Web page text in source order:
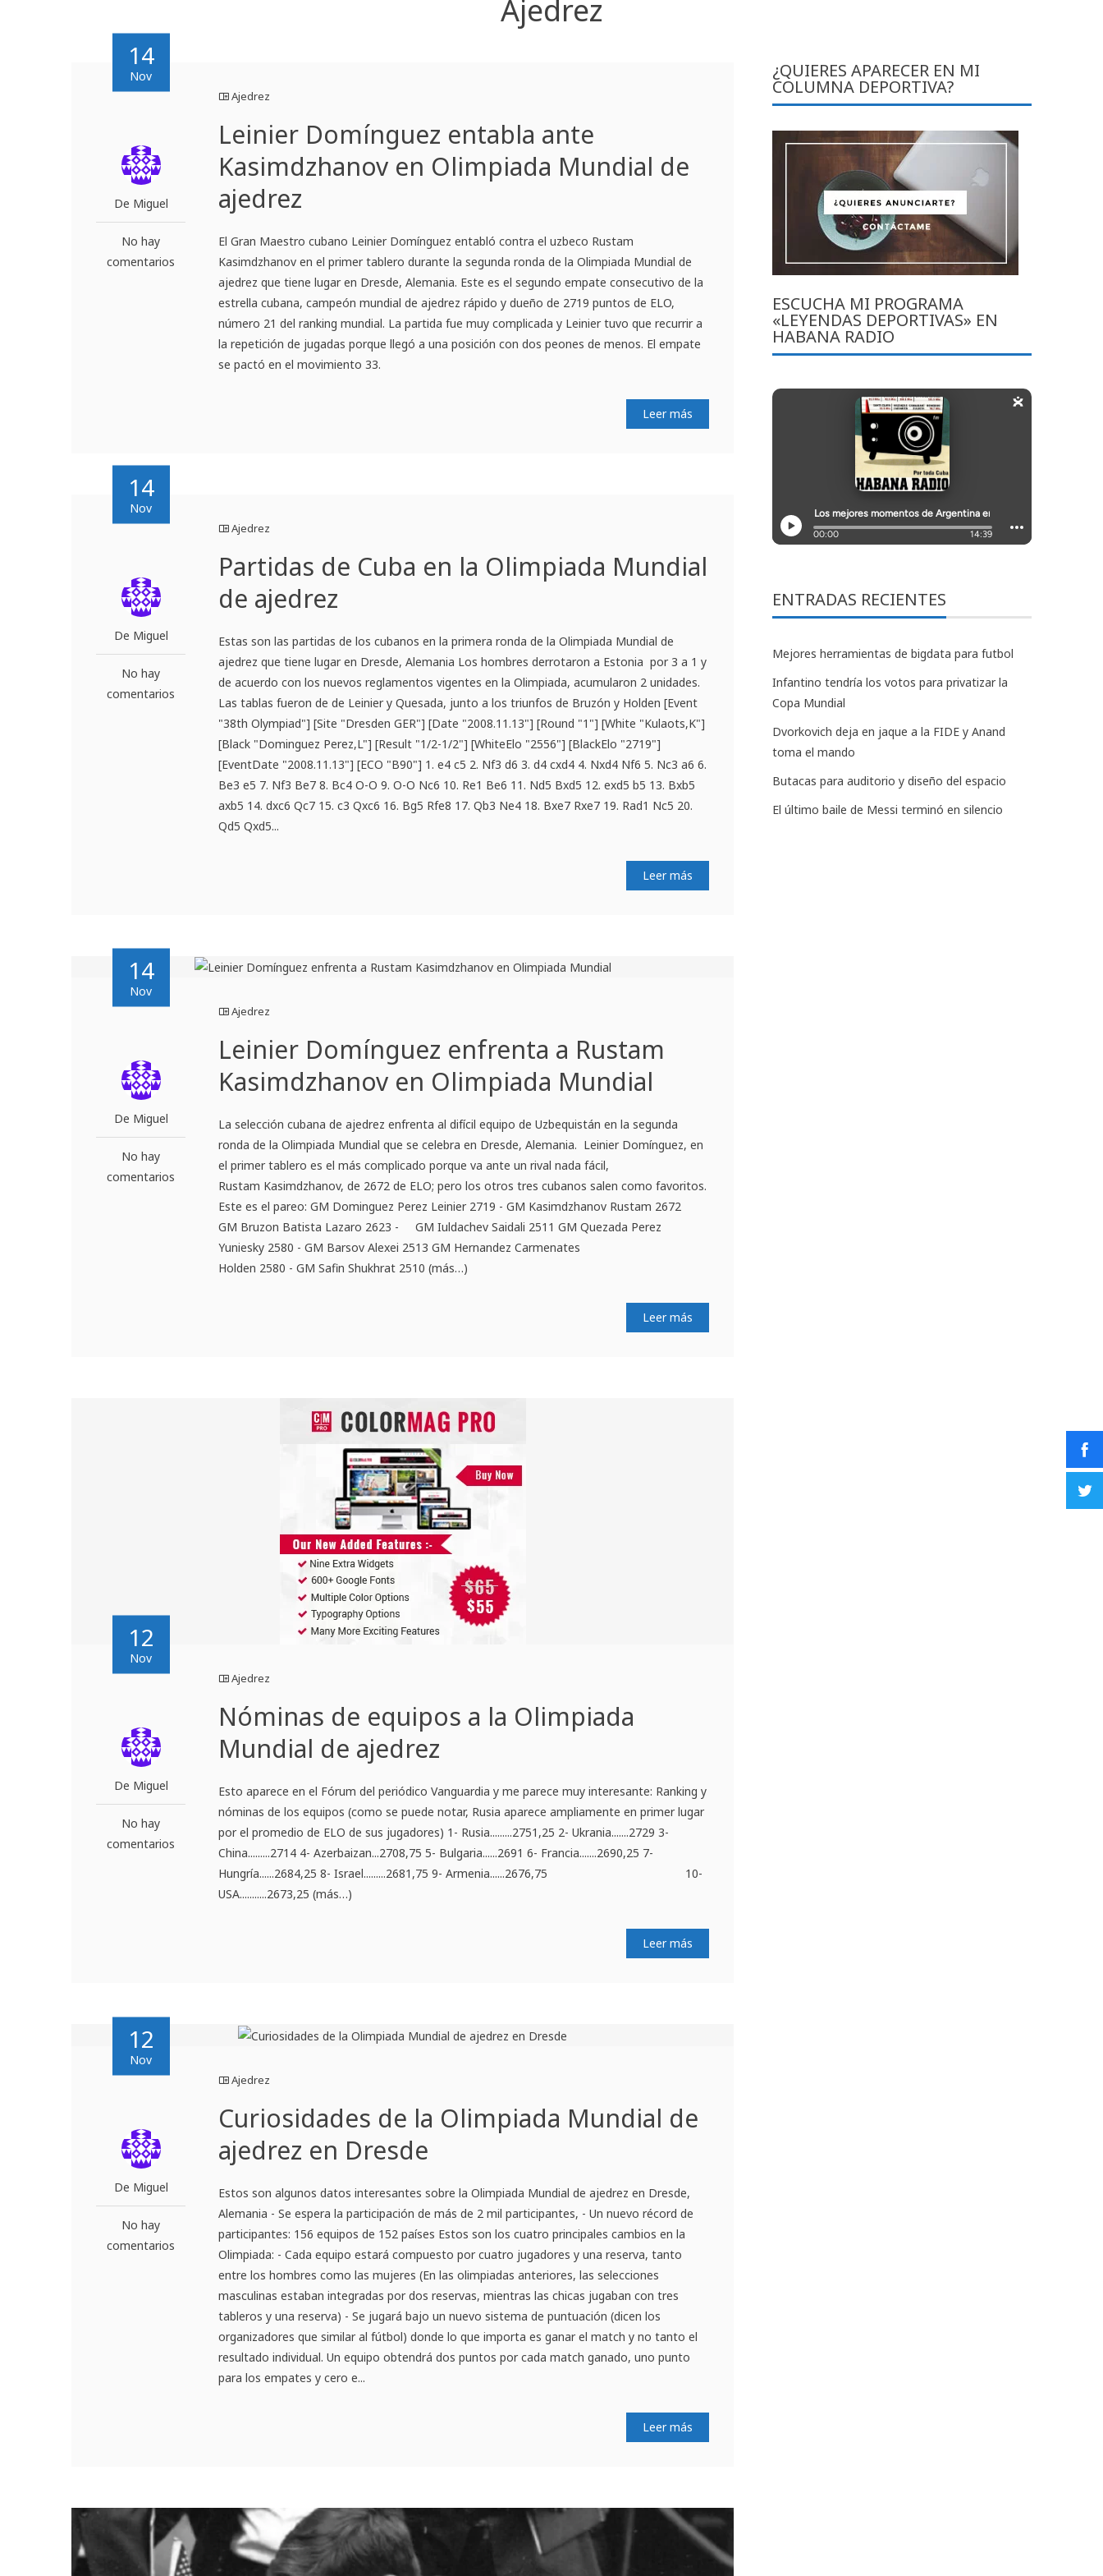
Ajedrez
14
Nov
De Miguel
No hay
comentarios
Ajedrez
Leinier Domínguez entabla ante
Kasimdzhanov en Olimpiada Mundial de
ajedrez
El Gran Maestro cubano Leinier Domínguez entabló contra el uzbeco Rustam
Kasimdzhanov en el primer tablero durante la segunda ronda de la Olimpiada Mundial de
ajedrez que tiene lugar en Dresde, Alemania. Este es el segundo empate consecutivo de la
estrella cubana, campeón mundial de ajedrez rápido y dueño de 2719 puntos de ELO,
número 21 del ranking mundial. La partida fue muy complicada y Leinier tuvo que recurrir a
la repetición de jugadas porque llegó a una posición con dos peones de menos. El empate
se pactó en el movimiento 33.
Leer más
14
Nov
De Miguel
No hay
comentarios
Ajedrez
Partidas de Cuba en la Olimpiada Mundial
de ajedrez
Estas son las partidas de los cubanos en la primera ronda de la Olimpiada Mundial de
ajedrez que tiene lugar en Dresde, Alemania Los hombres derrotaron a Estonia por 3 a 1 y
de acuerdo con los nuevos reglamentos vigentes en la Olimpiada, acumularon 2 unidades.
Las tablas fueron de de Leinier y Quesada, junto a los triunfos de Bruzón y Holden [Event
"38th Olympiad"] [Site "Dresden GER"] [Date "2008.11.13"] [Round "1"] [White "Kulaots,K"]
[Black "Dominguez Perez,L"] [Result "1/2-1/2"] [WhiteElo "2556"] [BlackElo "2719"]
[EventDate "2008.11.13"] [ECO "B90"] 1. e4 c5 2. Nf3 d6 3. d4 cxd4 4. Nxd4 Nf6 5. Nc3 a6 6.
Be3 e5 7. Nf3 Be7 8. Bc4 O-O 9. O-O Nc6 10. Re1 Be6 11. Nd5 Bxd5 12. exd5 b5 13. Bxb5
axb5 14. dxc6 Qc7 15. c3 Qxc6 16. Bg5 Rfe8 17. Qb3 Ne4 18. Bxe7 Rxe7 19. Rad1 Nc5 20.
Qd5 Qxd5...
Leer más
14
Nov
De Miguel
No hay
comentarios
Ajedrez
Leinier Domínguez enfrenta a Rustam
Kasimdzhanov en Olimpiada Mundial
La selección cubana de ajedrez enfrenta al difícil equipo de Uzbequistán en la segunda
ronda de la Olimpiada Mundial que se celebra en Dresde, Alemania. Leinier Domínguez, en
el primer tablero es el más complicado porque va ante un rival nada fácil,
Rustam Kasimdzhanov, de 2672 de ELO; pero los otros tres cubanos salen como favoritos.
Este es el pareo: GM Dominguez Perez Leinier 2719 - GM Kasimdzhanov Rustam 2672
GM Bruzon Batista Lazaro 2623 - GM Iuldachev Saidali 2511 GM Quezada Perez
Yuniesky 2580 - GM Barsov Alexei 2513 GM Hernandez Carmenates
Holden 2580 - GM Safin Shukhrat 2510 (más…)
Leer más
12
Nov
De Miguel
No hay
comentarios
Ajedrez
Nóminas de equipos a la Olimpiada
Mundial de ajedrez
Esto aparece en el Fórum del periódico Vanguardia y me parece muy interesante: Ranking y
nóminas de los equipos (como se puede notar, Rusia aparece ampliamente en primer lugar
por el promedio de ELO de sus jugadores) 1- Rusia.........2751,25 2- Ukrania.......2729 3-
China.........2714 4- Azerbaizan...2708,75 5- Bulgaria......2691 6- Francia.......2690,25 7-
Hungría......2684,25 8- Israel.........2681,75 9- Armenia......2676,75 10-
USA...........2673,25 (más…)
Leer más
12
Nov
De Miguel
No hay
comentarios
Ajedrez
Curiosidades de la Olimpiada Mundial de
ajedrez en Dresde
Estos son algunos datos interesantes sobre la Olimpiada Mundial de ajedrez en Dresde,
Alemania - Se espera la participación de más de 2 mil participantes, - Un nuevo récord de
participantes: 156 equipos de 152 países Estos son los cuatro principales cambios en la
Olimpiada: - Cada equipo estará compuesto por cuatro jugadores y una reserva, tanto
entre los hombres como las mujeres (En las olimpiadas anteriores, las selecciones
masculinas estaban integradas por dos reservas, mientras las chicas jugaban con tres
tableros y una reserva) - Se jugará bajo un nuevo sistema de puntuación (dicen los
organizadores que similar al fútbol) donde lo que importa es ganar el match y no tanto el
resultado individual. Un equipo obtendrá dos puntos por cada match ganado, uno punto
para los empates y cero e...
Leer más
¿QUIERES APARECER EN MI
COLUMNA DEPORTIVA?
ESCUCHA MI PROGRAMA
«LEYENDAS DEPORTIVAS» EN
HABANA RADIO
ENTRADAS RECIENTES
Mejores herramientas de bigdata para futbol
Infantino tendría los votos para privatizar la
Copa Mundial
Dvorkovich deja en jaque a la FIDE y Anand
toma el mando
Butacas para auditorio y diseño del espacio
El último baile de Messi terminó en silencio